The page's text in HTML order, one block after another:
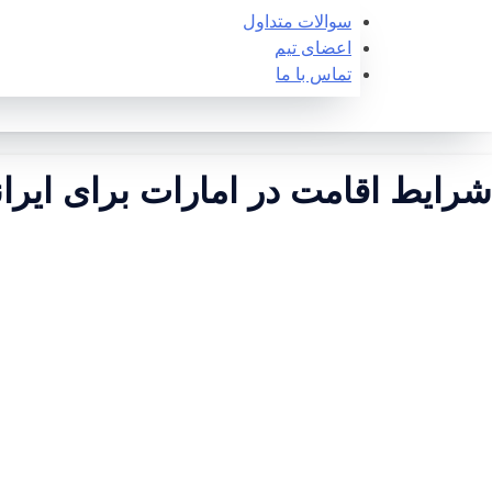
سوالات متداول
اعضای تیم
تماس با ما
شرایط اقامت در امارات برای